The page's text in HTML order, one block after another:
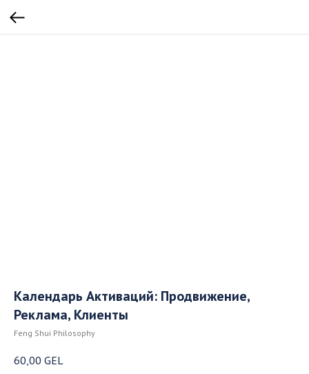
Календарь Активаций: Продвижение,
Реклама, Клиенты
Feng Shui Philosophy
60,00 GEL